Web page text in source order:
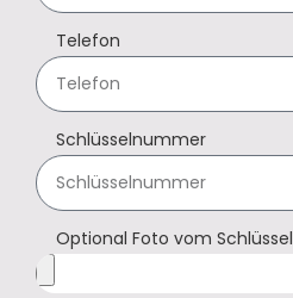
Telefon
Schlüsselnummer
Optional Foto vom Schlüssel